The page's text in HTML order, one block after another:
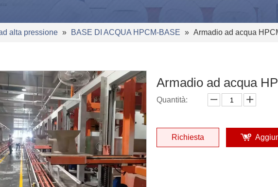
alta pressione » BASE DI ACQUA HPCM-BASE » Armadio ad acqua
Armadio ad acqua
Quantità:
Richiesta